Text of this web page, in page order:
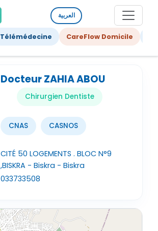
العربية
Télémédecine CareFlow Domicile
Docteur ZAHIA ABOU
Chirurgien Dentiste
CNAS CASNOS
CITÉ 50 LOGEMENTS . BLOC N°9
,BISKRA - Biskra - Biskra
033733508